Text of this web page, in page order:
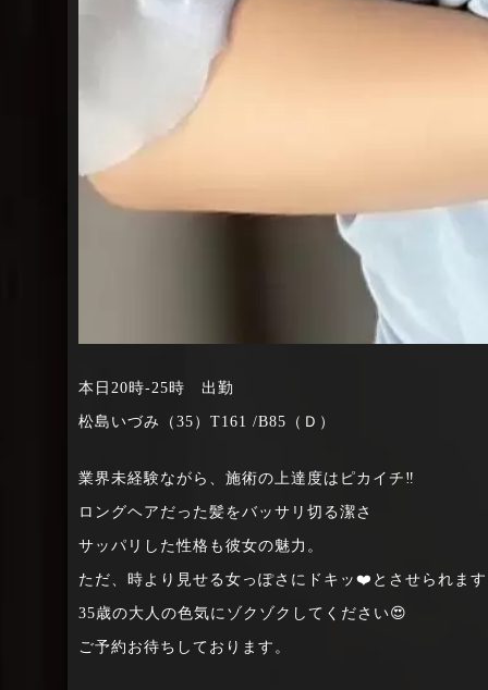
本日20時-25時 出勤
松島いづみ（35）T161 /B85（Ｄ）
業界未経験ながら、施術の上達度はピカイチ‼️
ロングヘアだった髪をバッサリ切る潔さ
サッパリした性格も彼女の魅力。
ただ、時より見せる女っぽさにドキッ❤️とさせられま
35歳の大人の色気にゾクゾクしてください😍
ご予約お待ちしております。